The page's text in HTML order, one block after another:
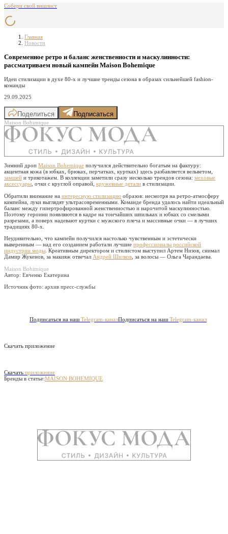
Собери свой вишлист
Главная
Новости
Современное ретро и баланс женственности и маскулинности:
рассматриваем новый кампейн Maison Bohemique
Идеи стилизации в духе 80-х и лучшие тренды сезона в образах сильнейшей fashion-
команды
29.09.2025
Поделиться Подписаться
Maison Bohimique
Зимний дроп Maison Bohemique получился действительно богатым на фактуру:
акцентная кожа (в юбках, брюках, перчатках, куртках) здесь разбавляется вельветом,
замшей и трикотажем. В коллекции заметили сразу несколько трендов сезона: меховые
аксессуары , очки с круглой оправой, кружевные детали в стилизации.
Обратили внимание на интересную стилизацию образов: несмотря на ретро-атмосферу
кампейна, луки выглядят ультрасовременными. Команде бренда удалось найти идеальный
баланс между гипертрофированной женственностью и нарочитой маскулинностью.
Поэтому героини появляются в кадре на тончайших шпильках и юбках со смелыми
разрезами, а поверх надевают куртки с мужского плеча и массивные очки — в лучших
традициях 80-х.
Неудивительно, что кампейн получился настолько чувственным и эстетически
выверенным — над его созданием работали лучшие профессионалы российской
индустрии моды . Креативным директором и стилистом выступил Артем Низов, снимал
Дамир Жукенов, за макияж отвечал Андрей Шилков , за волосы — Ольга Чарандаева.
Maison Bohimique
Автор: Евченко Екатерина
Источник фото: архив пресс-службы
Подписаться на наш Telegram-каналПодписаться на наш Telegram-канал
Скачать приложение
Скачать приложение
Бренды в статье:MAISON BOHEMIQUE